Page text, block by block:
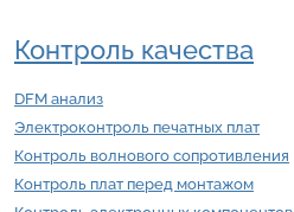
Контроль качества
DFM анализ
Электроконтроль печатных плат
Контроль волнового сопротивления
Контроль плат перед монтажом